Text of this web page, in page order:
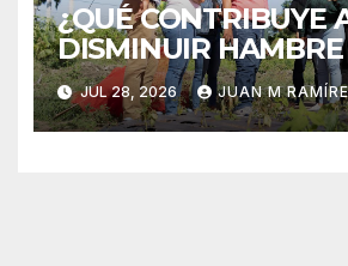
¿QUÉ CONTRIBUYE
DISMINUIR
Compras públicas
agroalimentarias
pilar estratégico en
JUL 28, 2026 JUAN M